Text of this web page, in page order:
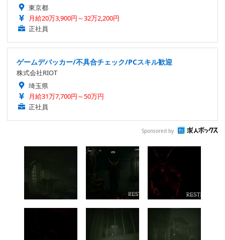
東京都
月給20万3,900円～32万2,200円
正社員
ゲームデバッカー/不具合チェック/PCスキル歓迎
株式会社RIOT
埼玉県
月給31万7,700円～50万円
正社員
Sponsored by